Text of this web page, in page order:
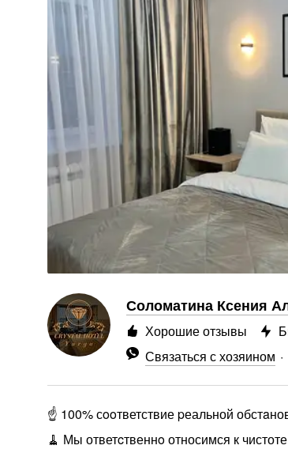
Соломатина Ксения
Связаться с хозяином
Хорошие отзывы
☝️ 100% сooтветствие pеальной
🧹 Мы ответcтвеннo относимся к